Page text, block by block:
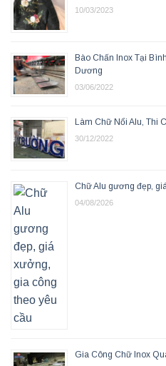
10/03/2023
Bào Chấn Inox Tại
Dương
03/06/2022
Làm Chữ Nổi Alu, Thi
30/12/2022
Chữ Alu gương đẹp,
04/08/2026
Gia Công Chữ Inox